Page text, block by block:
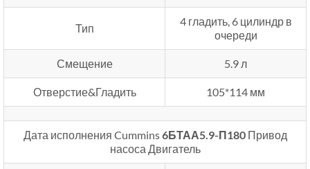
Тип
4 гладить, 6 цилиндр в
очереди
Смещение 5.9 л
Отверстие&Гладить 105*114 мм
Дата исполнения Cummins6БТАА5.9-П180 Привод
насоса Двигатель